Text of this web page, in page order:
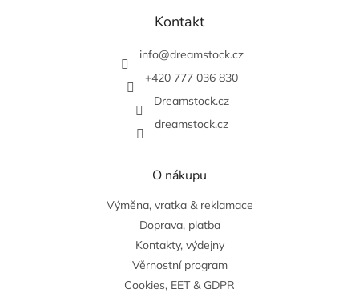
Kontakt
info@dreamstock.cz
+420 777 036 830
Dreamstock.cz
dreamstock.cz
O nákupu
Výměna, vratka & reklamace
Doprava, platba
Kontakty, výdejny
Věrnostní program
Cookies, EET & GDPR